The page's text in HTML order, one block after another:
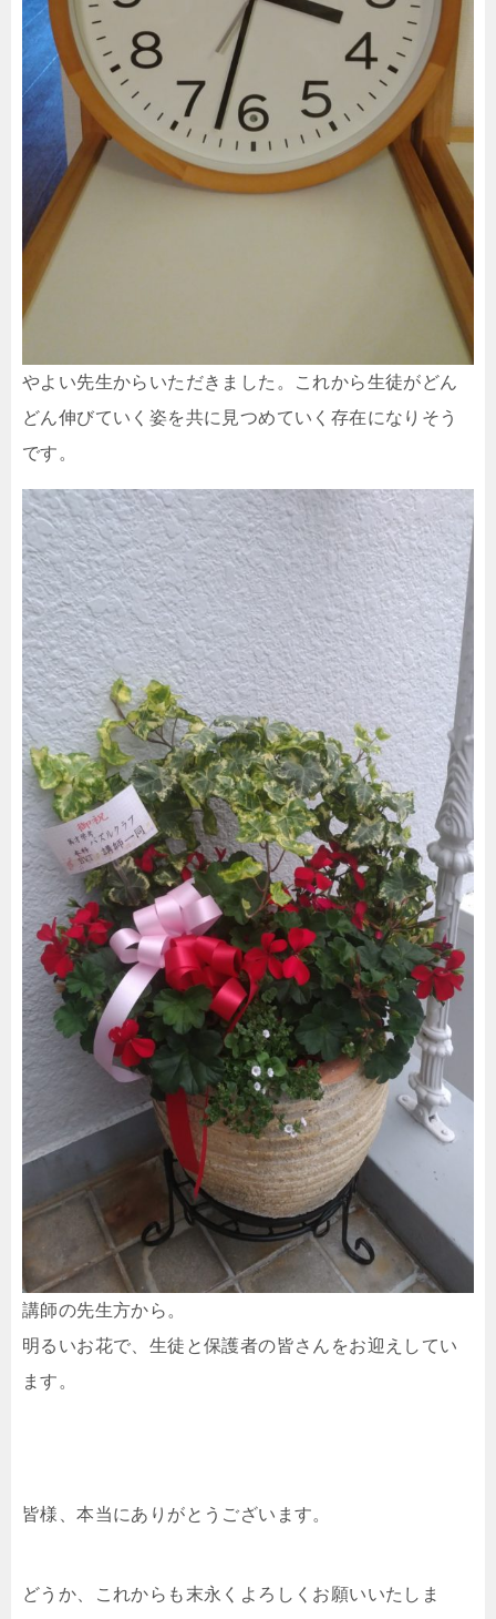
やよい先生からいただきました。これから生徒がどん
どん伸びていく姿を共に見つめていく存在になりそう
です。
講師の先生方から。
明るいお花で、生徒と保護者の皆さんをお迎えしてい
ます。
皆様、本当にありがとうございます。
どうか、これからも末永くよろしくお願いいたしま